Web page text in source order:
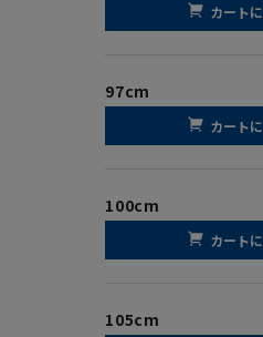
カート
97cm
カート
100cm
カート
105cm